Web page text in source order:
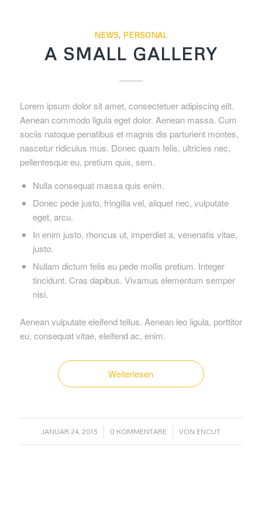
NEWS, PERSONAL
A SMALL GALLERY
Lorem ipsum dolor sit amet, consectetuer adipiscing elit.
Aenean commodo ligula eget dolor. Aenean massa. Cum
sociis natoque penatibus et magnis dis parturient montes,
nascetur ridiculus mus. Donec quam felis, ultricies nec,
pellentesque eu, pretium quis, sem.
Nulla consequat massa quis enim.
Donec pede justo, fringilla vel, aliquet nec, vulputate
eget, arcu.
In enim justo, rhoncus ut, imperdiet a, venenatis vitae,
justo.
Nullam dictum felis eu pede mollis pretium. Integer
tincidunt. Cras dapibus. Vivamus elementum semper
nisi.
Aenean vulputate eleifend tellus. Aenean leo ligula, porttitor
eu, consequat vitae, eleifend ac, enim.
Weiterlesen
JANUAR 24, 2013
/ 0 KOMMENTARE
/ VON ENCUT